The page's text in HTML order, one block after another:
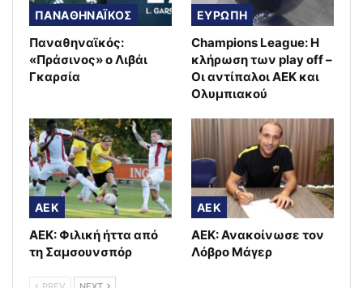
ΠΑΝΑΘΗΝΑΪΚΟΣ
Παναθηναϊκός:
«Πράσινος» ο Λιβάι
Γκαρσία
ΕΥΡΩΠΗ
Champions League: Η
κλήρωση των play off –
Οι αντίπαλοι ΑΕΚ και
Ολυμπιακού
AEK
ΑΕΚ: Φιλική ήττα από
τη Σαμσουνσπόρ
AEK
ΑΕΚ: Ανακοίνωσε τον
Λόβρο Μάγερ